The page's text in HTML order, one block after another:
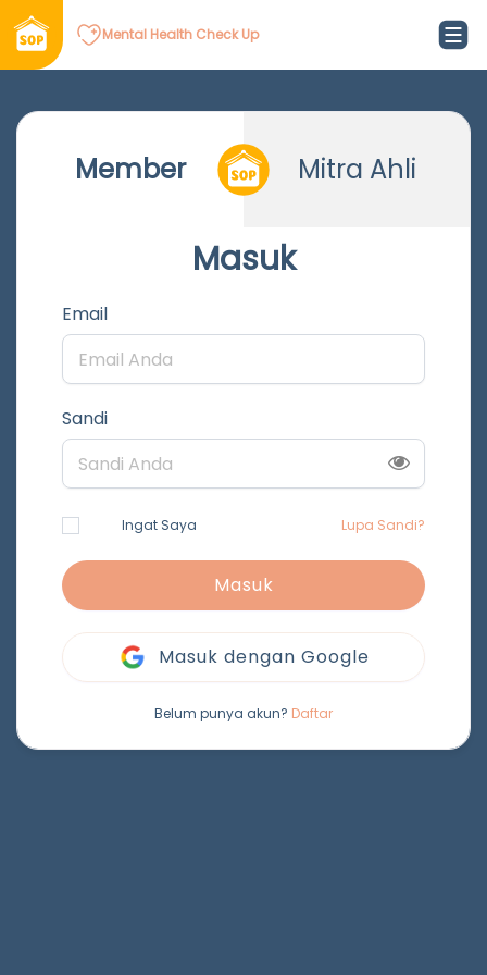
Mental Health Check Up
Member Mitra Ahli
Masuk
Email
Sandi
Ingat Saya Lupa Sandi?
Masuk
Masuk dengan Google
Belum punya akun? Daftar